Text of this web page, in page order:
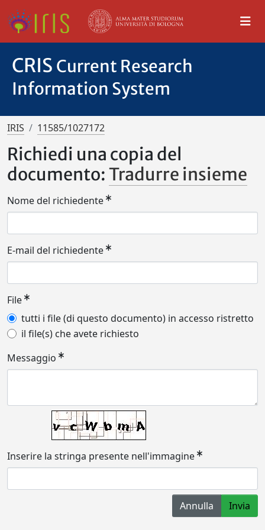
CRIS Current Research
Information System
IRIS 11585/1027172
Richiedi una copia del
documento:Tradurre insieme
Nome del richiedente
E-mail del richiedente
File
tutti i file (di questo documento) in accesso ristretto
il file(s) che avete richiesto
Messaggio
Inserire la stringa presente nell'immagine
Annulla Invia